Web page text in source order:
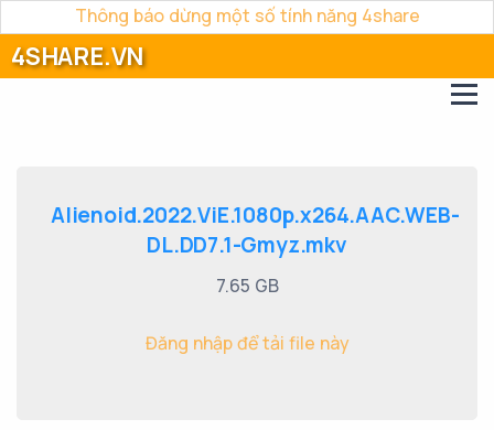
Thông báo dừng một số tính năng 4share
4SHARE.VN
Alienoid.2022.ViE.1080p.x264.AAC.WEB-
DL.DD7.1-Gmyz.mkv
7.65 GB
Đăng nhập để tải file này